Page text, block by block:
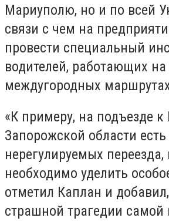
Мариуполю, но и по всей
связи с чем на
провести специальный
водителей, работающих на
междугородных
«К примеру, на подъезде
Запорожской области
нерегулируемых
необходимо уделить
отметил Каплан и
страшной трагедии самой